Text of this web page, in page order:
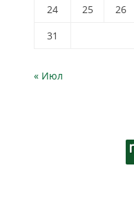
24
25 26
31
« Июл